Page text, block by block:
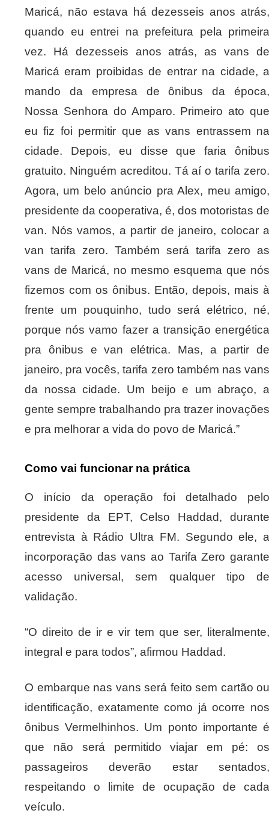
Maricá, não estava há dezesseis anos atrás,
quando eu entrei na prefeitura pela primeira
vez. Há dezesseis anos atrás, as vans de
Maricá eram proibidas de entrar na cidade, a
mando da empresa de ônibus da época,
Nossa Senhora do Amparo. Primeiro ato que
eu fiz foi permitir que as vans entrassem na
cidade. Depois, eu disse que faria ônibus
gratuito. Ninguém acreditou. Tá aí o tarifa zero.
Agora, um belo anúncio pra Alex, meu amigo,
presidente da cooperativa, é, dos motoristas de
van. Nós vamos, a partir de janeiro, colocar a
van tarifa zero. Também será tarifa zero as
vans de Maricá, no mesmo esquema que nós
fizemos com os ônibus. Então, depois, mais à
frente um pouquinho, tudo será elétrico, né,
porque nós vamo fazer a transição energética
pra ônibus e van elétrica. Mas, a partir de
janeiro, pra vocês, tarifa zero também nas vans
da nossa cidade. Um beijo e um abraço, a
gente sempre trabalhando pra trazer inovações
e pra melhorar a vida do povo de Maricá.”
Como vai funcionar na prática
O início da operação foi detalhado pelo
presidente da EPT, Celso Haddad, durante
entrevista à Rádio Ultra FM. Segundo ele, a
incorporação das vans ao Tarifa Zero garante
acesso universal, sem qualquer tipo de
validação.
“O direito de ir e vir tem que ser, literalmente,
integral e para todos”, afirmou Haddad.
O embarque nas vans será feito sem cartão ou
identificação, exatamente como já ocorre nos
ônibus Vermelhinhos. Um ponto importante é
que não será permitido viajar em pé: os
passageiros deverão estar sentados,
respeitando o limite de ocupação de cada
veículo.